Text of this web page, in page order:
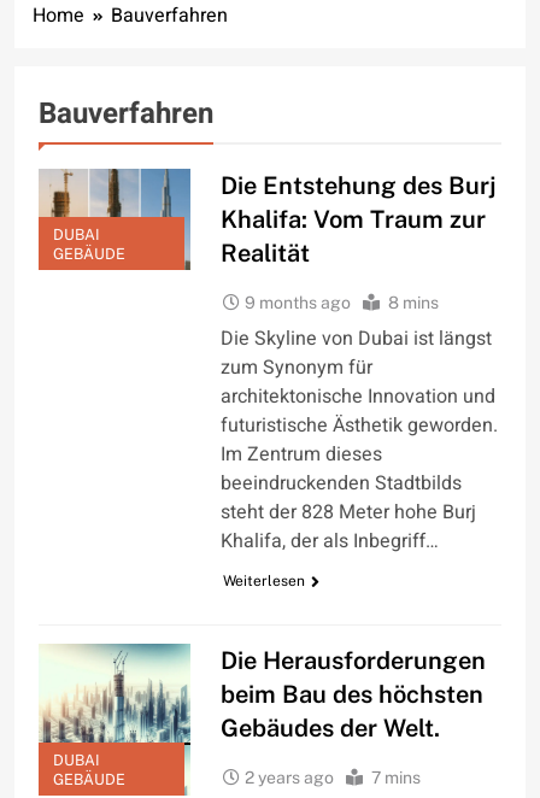
Home Bauverfahren
Bauverfahren
DUBAI
GEBÄUDE
Die Entstehung des Burj
Khalifa: Vom Traum zur
Realität
9 months ago 8 mins
Die Skyline von Dubai ist längst
zum Synonym für
architektonische Innovation und
futuristische Ästhetik geworden.
Im Zentrum dieses
beeindruckenden Stadtbilds
steht der 828 Meter hohe Burj
Khalifa, der als Inbegriff…
Weiterlesen
DUBAI
GEBÄUDE
Die Herausforderungen
beim Bau des höchsten
Gebäudes der Welt.
2 years ago 7 mins